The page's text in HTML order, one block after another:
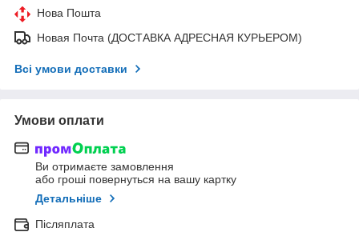
Нова Пошта
Новая Почта (ДОСТАВКА АДРЕСНАЯ КУРЬЕРОМ)
Всі умови доставки
Умови оплати
Ви отримаєте замовлення
або гроші повернуться на вашу картку
Детальніше
Післяплата